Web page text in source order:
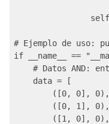
# Ejemplo de uso:
if __name__ ==
# Datos AND:
    data = [
        ([0, 0], 0),
        ([0, 1], 0),
        ([1, 0], 0),